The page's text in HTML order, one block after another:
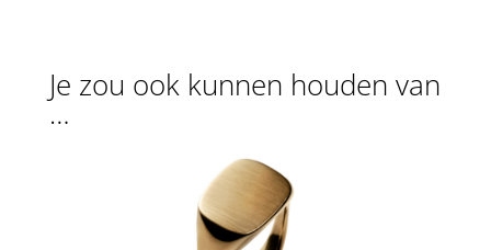
Je zou ook kunnen houden van
…